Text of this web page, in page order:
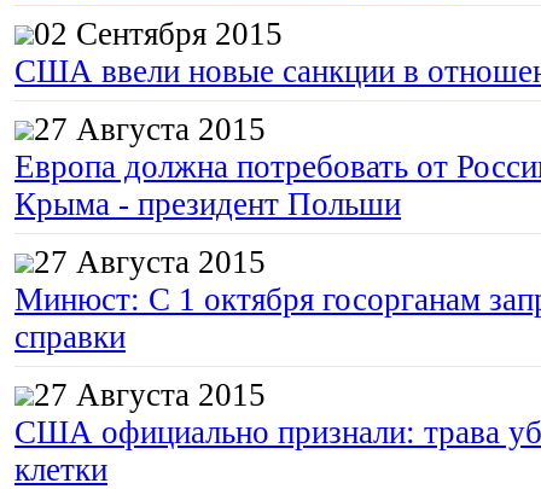
02 Сентября 2015
США ввели новые санкции в
27 Августа 2015
Европа должна потребовать от
Крыма - президент Польши
27 Августа 2015
Минюст: С 1 октября госорганам
справки
27 Августа 2015
США официально признали: трава
клетки